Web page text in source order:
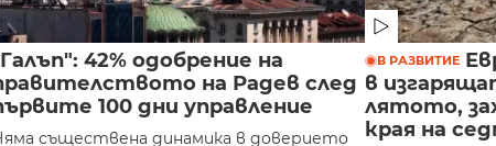
42% одобрение на
на Радев след
100 дни управление
съществена динамика в доверието
В РАЗВИТИЕ
в
лятото,
края на